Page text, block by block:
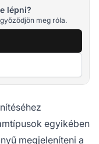
lépni?
meg róla.
egyikében
megjeleníteni a